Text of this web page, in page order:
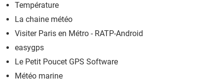
Température
La chaine météo
Visiter Paris en Métro - RATP-Android
easygps
Le Petit Poucet GPS Software
Météo marine